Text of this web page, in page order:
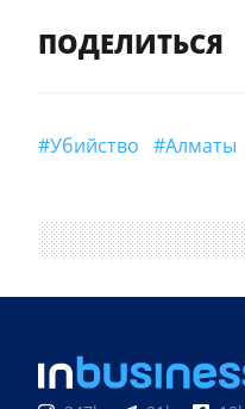
ПОДЕЛИТЬСЯ
#убийство #Алматы